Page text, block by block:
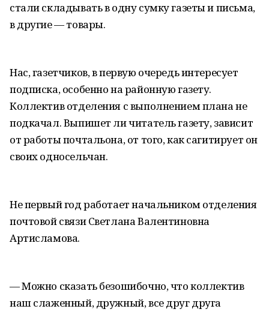
стали складывать в одну сумку газеты и письма,
в другие — товары.
Нас, газетчиков, в первую очередь интересует
подписка, особенно на районную газету.
Коллектив отделения с выполнением плана не
подкачал. Выпишет ли читатель газету, зависит
от работы почтальона, от того, как сагитирует он
своих односельчан.
Не первый год работает начальником отделения
почтовой связи Светлана Валентиновна
Артисламова.
— Можно сказать безошибочно, что коллектив
наш слаженный, дружный, все друг друга